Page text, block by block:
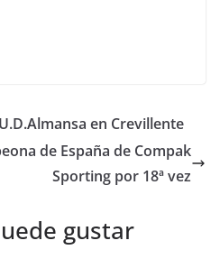
en Crevillente
de España de Compak
Sporting por 18ª vez
gustar